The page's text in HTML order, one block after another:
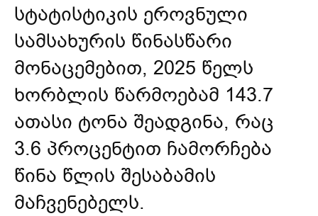
სტატისტიკის ეროვნული
სამსახურის წინასწარი
მონაცემებით, 2025 წელს
ხორბლის წარმოებამ 143.7
ათასი ტონა შეადგინა, რაც
3.6 პროცენტით ჩამორჩება
წინა წლის შესაბამის
მაჩვენებელს.